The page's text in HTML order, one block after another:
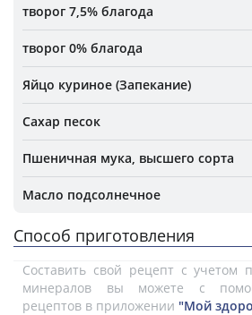
творог 7,5% благода
творог 0% благода
Яйцо куриное (Запекание)
Сахар песок
Пшеничная мука, высшего сорта
Масло подсолнечное
Способ приготовления
Составить свой рецепт с учетом
минералов вы можете с
рецептов в приложении "Мой